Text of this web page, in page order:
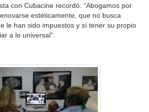
con Cubacine recordó: “Abogamos por
estéticamente, que no busca
le han sido impuestos y sí tener su propio
a lo universal”.